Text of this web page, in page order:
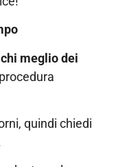
chi meglio dei
quindi chiedi